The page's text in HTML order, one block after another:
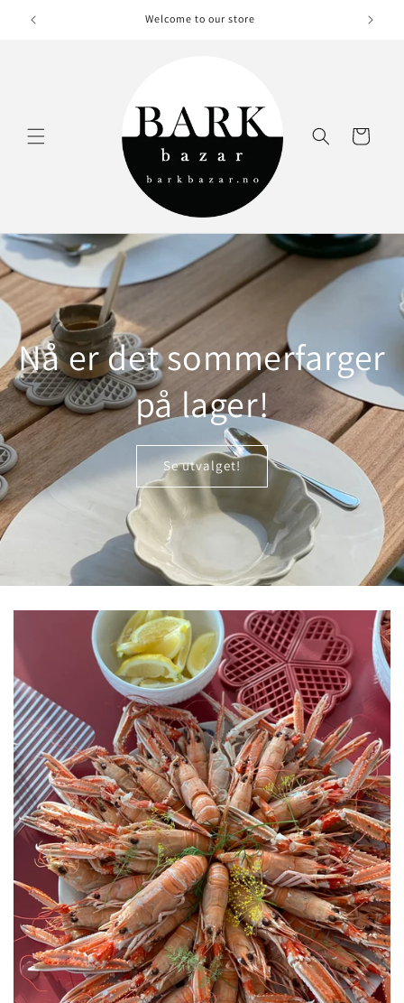
Skip to
content
Welcome to our store
Cart
Nå er det sommerfarger
på lager!
Se utvalget!